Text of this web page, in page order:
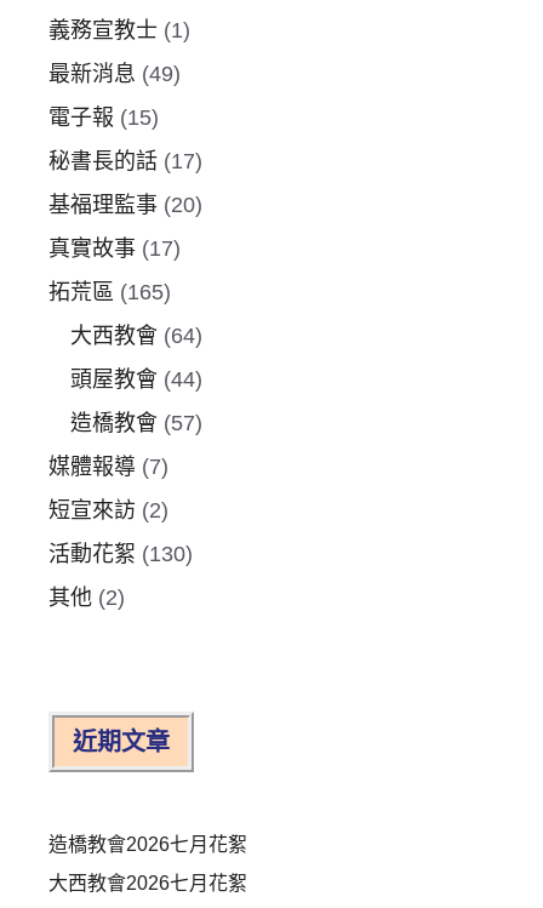
義務宣教士 (1)
最新消息 (49)
電子報 (15)
秘書長的話 (17)
基福理監事 (20)
真實故事 (17)
拓荒區 (165)
大西教會 (64)
頭屋教會 (44)
造橋教會 (57)
媒體報導 (7)
短宣來訪 (2)
活動花絮 (130)
其他 (2)
近期文章
造橋教會2026七月花絮
大西教會2026七月花絮